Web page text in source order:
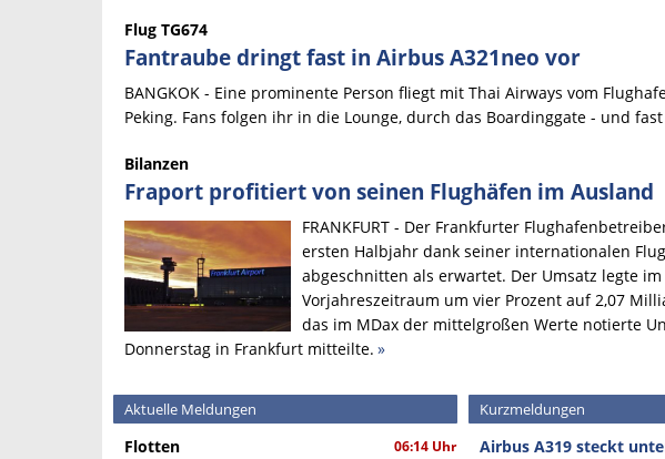
Flug TG674
Fantraube dringt fast in Airbus A321neo vor
BANGKOK - Eine prominente Person fliegt mit Thai Airways vom
Peking. Fans folgen ihr in die Lounge, durch das Boardinggate - und
Bilanzen
Fraport profitiert von seinen Flughäfen im Ausland
FRANKFURT - Der Frankfurter
ersten Halbjahr dank seiner internationalen
abgeschnitten als erwartet. Der Umsatz legte
Vorjahreszeitraum um vier Prozent auf 2,07
das im MDax der mittelgroßen Werte notierte
Donnerstag in Frankfurt mitteilte. »
Aktuelle Meldungen
06:14 Uhr
Flotten
Kurzmeldungen
Airbus A319 steckt